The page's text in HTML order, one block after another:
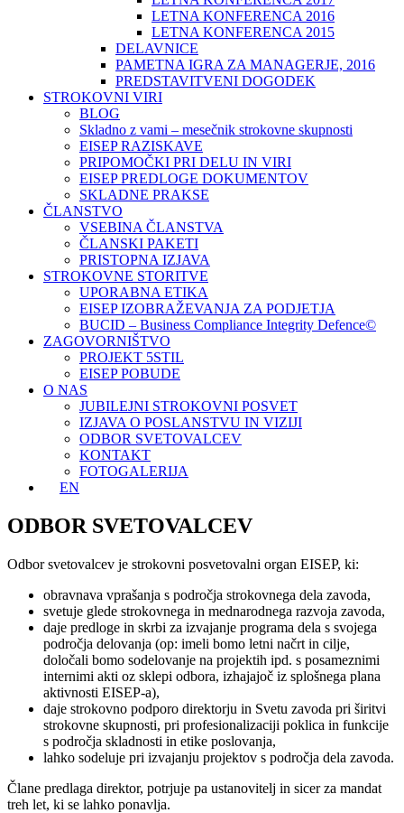
LETNA KONFERENCA 2016
LETNA KONFERENCA 2015
DELAVNICE
PAMETNA IGRA ZA MANAGERJE, 2016
PREDSTAVITVENI DOGODEK
STROKOVNI VIRI
BLOG
Skladno z vami – mesečnik strokovne skupnosti
EISEP RAZISKAVE
PRIPOMOČKI PRI DELU IN VIRI
EISEP PREDLOGE DOKUMENTOV
SKLADNE PRAKSE
ČLANSTVO
VSEBINA ČLANSTVA
ČLANSKI PAKETI
PRISTOPNA IZJAVA
STROKOVNE STORITVE
UPORABNA ETIKA
EISEP IZOBRAŽEVANJA ZA PODJETJA
BUCID – Business Compliance Integrity Defence©
ZAGOVORNIŠTVO
PROJEKT 5STIL
EISEP POBUDE
O NAS
JUBILEJNI STROKOVNI POSVET
IZJAVA O POSLANSTVU IN VIZIJI
ODBOR SVETOVALCEV
KONTAKT
FOTOGALERIJA
EN
ODBOR SVETOVALCEV
Odbor svetovalcev je strokovni posvetovalni organ EISEP, ki:
obravnava vprašanja s področja strokovnega dela zavoda,
svetuje glede strokovnega in mednarodnega razvoja zavoda,
daje predloge in skrbi za izvajanje programa dela s svojega
področja delovanja (op: imeli bomo letni načrt in cilje,
določali bomo sodelovanje na projektih ipd. s posameznimi
internimi akti oz sklepi odbora, izhajajoč iz splošnega plana
aktivnosti EISEP-a),
daje strokovno podporo direktorju in Svetu zavoda pri širitvi
strokovne skupnosti, pri profesionalizaciji poklica in funkcije
s področja skladnosti in etike poslovanja,
lahko sodeluje pri izvajanju projektov s področja dela zavoda.
Člane predlaga direktor, potrjuje pa ustanovitelj in sicer za mandat
treh let, ki se lahko ponavlja.